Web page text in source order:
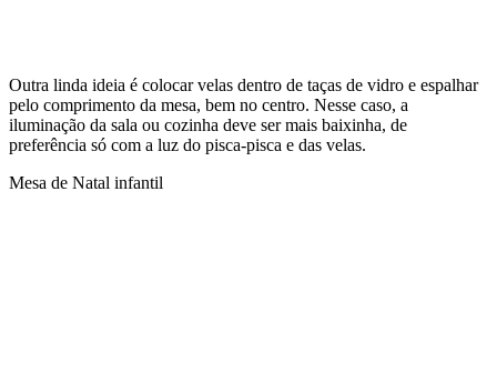
Outra linda ideia é colocar velas dentro de taças de vidro e espalhar
pelo comprimento da mesa, bem no centro. Nesse caso, a
iluminação da sala ou cozinha deve ser mais baixinha, de
preferência só com a luz do pisca-pisca e das velas.
Mesa de Natal infantil